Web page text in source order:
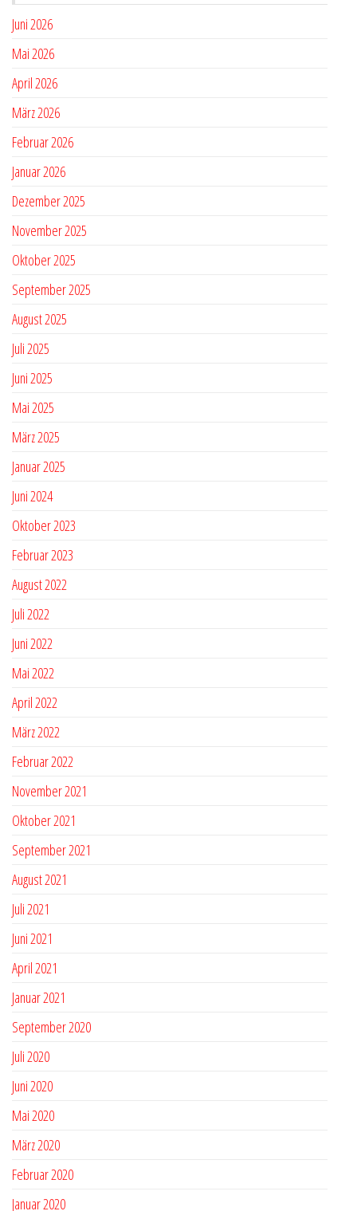
Juni 2026
Mai 2026
April 2026
März 2026
Februar 2026
Januar 2026
Dezember 2025
November 2025
Oktober 2025
September 2025
August 2025
Juli 2025
Juni 2025
Mai 2025
März 2025
Januar 2025
Juni 2024
Oktober 2023
Februar 2023
August 2022
Juli 2022
Juni 2022
Mai 2022
April 2022
März 2022
Februar 2022
November 2021
Oktober 2021
September 2021
August 2021
Juli 2021
Juni 2021
April 2021
Januar 2021
September 2020
Juli 2020
Juni 2020
Mai 2020
März 2020
Februar 2020
Januar 2020